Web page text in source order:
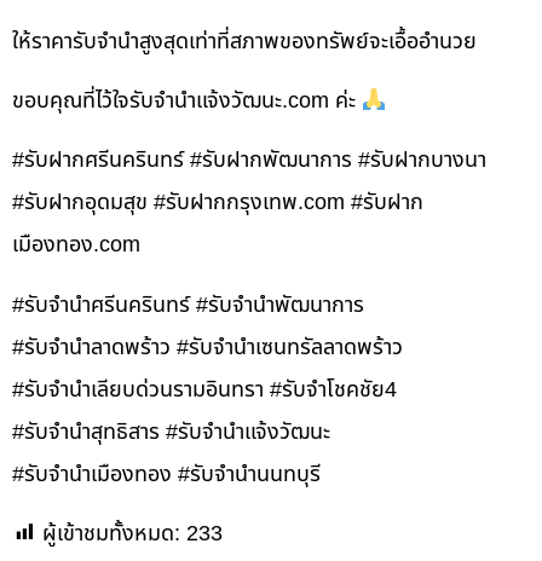
ให้ราคารับจำนำสูงสุดเท่าที่สภาพของทรัพย์จะเอื้ออำนวย
ขอบคุณที่ไว้ใจรับจำนำแจ้งวัฒนะ.com ค่ะ
#รับฝากศรีนครินทร์ #รับฝากพัฒนาการ #รับฝากบางนา
#รับฝากอุดมสุข #รับฝากกรุงเทพ.com #รับฝาก
เมืองทอง.com
#รับจำนำศรีนครินทร์ #รับจำนำพัฒนาการ
#รับจำนำลาดพร้าว #รับจำนำเซนทรัลลาดพร้าว
#รับจำนำเลียบด่วนรามอินทรา #รับจำโชคชัย4
#รับจำนำสุทธิสาร #รับจำนำแจ้งวัฒนะ
#รับจำนำเมืองทอง #รับจำนำนนทบุรี
ผู้เข้าชมทั้งหมด: 233